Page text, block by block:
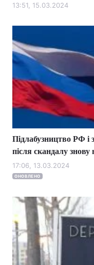
13:51, 15.03.2024
Підлабузництво РФ
після скандалу знову
17:06, 13.03.2024
ОНОВЛЕНО